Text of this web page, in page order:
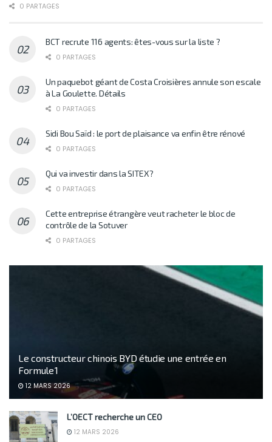
0 PARTAGES
BCT recrute 116 agents: êtes-vous sur la liste ?
0 PARTAGES
Un paquebot géant de Costa Croisières annule son escale
à La Goulette. Détails
0 PARTAGES
Sidi Bou Saïd : le port de plaisance va enfin être rénové
0 PARTAGES
Qui va investir dans la SITEX?
0 PARTAGES
Cette entreprise étrangère veut racheter le bloc de
contrôle de la Sotuver
0 PARTAGES
Le constructeur chinois BYD étudie une entrée en
Formule 1
12 MARS 2026
L’OECT recherche un CEO
12 MARS 2026